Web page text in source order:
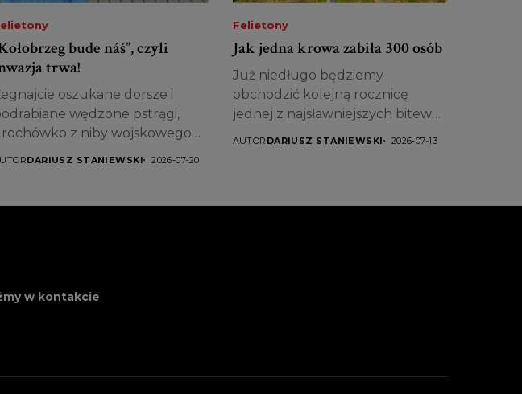
bude náš”, czyli
trwa!
oszukane dorsze i
wędzone pstrągi,
z niby wojskowego
DARIUSZ STANIEWSKI 2026-07-20
Felietony
Jak jedna krowa zabiła 300 osób
Już niedługo będziemy
obchodzić kolejną rocznicę
jednej z najsławniejszych bitew
AUTOR DARIUSZ STANIEWSKI 2026-07-13
w kontakcie